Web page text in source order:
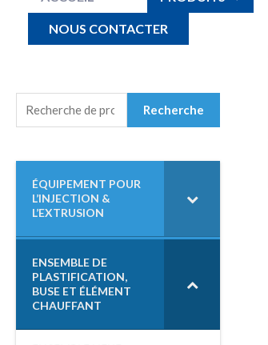
NOUS CONTACTER
E
Recherche
ÉQUIPEMENT POUR
L’INJECTION &
L’EXTRUSION
ENSEMBLE DE
PLASTIFICATION,
BUSE ET ÉLÉMENT
CHAUFFANT